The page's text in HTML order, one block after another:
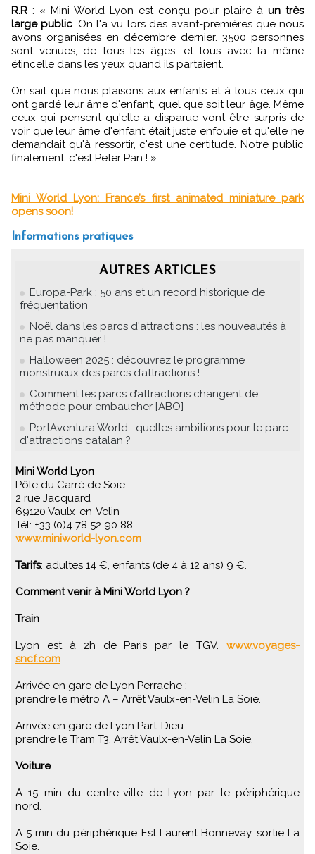
R.R : « Mini World Lyon est conçu pour plaire à un très
large public. On l'a vu lors des avant-premières que nous
avons organisées en décembre dernier. 3500 personnes
sont venues, de tous les âges, et tous avec la même
étincelle dans les yeux quand ils partaient.
On sait que nous plaisons aux enfants et à tous ceux qui
ont gardé leur âme d'enfant, quel que soit leur âge. Même
ceux qui pensent qu'elle a disparue vont être surpris de
voir que leur âme d'enfant était juste enfouie et qu'elle ne
demandait qu'à ressortir, c'est une certitude. Notre public
finalement, c'est Peter Pan ! »
Mini World Lyon: France’s first animated miniature park
opens soon!
Informations pratiques
AUTRES ARTICLES
Europa-Park : 50 ans et un record historique de
fréquentation
Noël dans les parcs d'attractions : les nouveautés à
ne pas manquer !
Halloween 2025 : découvrez le programme
monstrueux des parcs d’attractions !
Comment les parcs d’attractions changent de
méthode pour embaucher [ABO]
PortAventura World : quelles ambitions pour le parc
d'attractions catalan ?
Mini World Lyon
Pôle du Carré de Soie
2 rue Jacquard
69120 Vaulx-en-Velin
Tél: +33 (0)4 78 52 90 88
www.miniworld-lyon.com
Tarifs: adultes 14 €, enfants (de 4 à 12 ans) 9 €.
Comment venir à Mini World Lyon ?
Train
Lyon est à 2h de Paris par le TGV. www.voyages-
sncf.com
Arrivée en gare de Lyon Perrache :
prendre le métro A – Arrêt Vaulx-en-Velin La Soie.
Arrivée en gare de Lyon Part-Dieu :
prendre le Tram T3, Arrêt Vaulx-en-Velin La Soie.
Voiture
A 15 min du centre-ville de Lyon par le périphérique
nord.
A 5 min du périphérique Est Laurent Bonnevay, sortie La
Soie.